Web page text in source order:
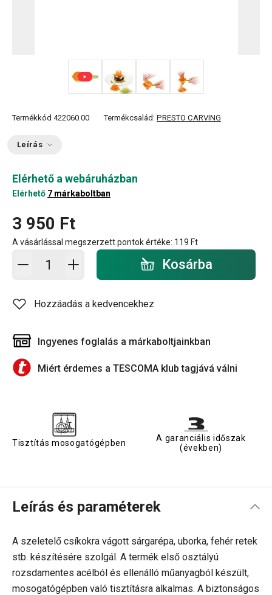
Termékkód 422060.00 Termékcsalád: PRESTO CARVING
Leírás
Elérhető a webáruházban
Elérhető 7 márkaboltban
3 950 Ft
A vásárlással megszerzett pontok értéke: 119 Ft
Kosárba - mennyiség Kosárba
Hozzáadás a kedvencekhez
Ingyenes foglalás a márkaboltjainkban
Miért érdemes a TESCOMA klub tagjává válni
Tisztítás mosogatógépben
A garanciális időszak
(években)
Leírás és paraméterek
A szeletelő csíkokra vágott sárgarépa, uborka, fehér retek
stb. készítésére szolgál. A termék első osztályú
rozsdamentes acélból és ellenálló műanyagból készült,
mosogatógépben való tisztításra alkalmas. A biztonságos